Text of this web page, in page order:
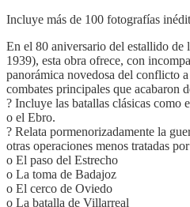
Incluye más de 100 fotografías
En el 80 aniversario del estallido
1939), esta obra ofrece, con
panorámica novedosa del conflicto
combates principales que acabaron
? Incluye las batallas clásicas como
o el Ebro.
? Relata pormenorizadamente la
otras operaciones menos tratadas
o El paso del Estrecho
o La toma de Badajoz
o El cerco de Oviedo
o La batalla de Villarreal